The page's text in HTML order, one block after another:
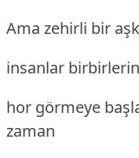
Ama zehirli bir
insanlar
hor görmeye
zaman